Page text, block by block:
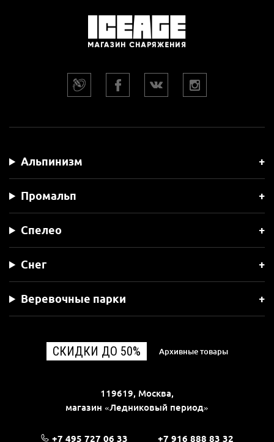
Альпинизм
Промальп
Спелео
Снег
Веревочные парки
СКИДКИ ДО 50% Архивные товары
119619, Москва,
магазин «Ледниковый период»
+7 495 727 06 33 +7 916 888 83 32